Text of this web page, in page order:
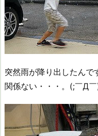
突然雨が降り出したんで
関係ない・・・。(;￣Д￣